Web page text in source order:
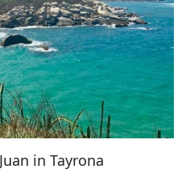
in Tayrona